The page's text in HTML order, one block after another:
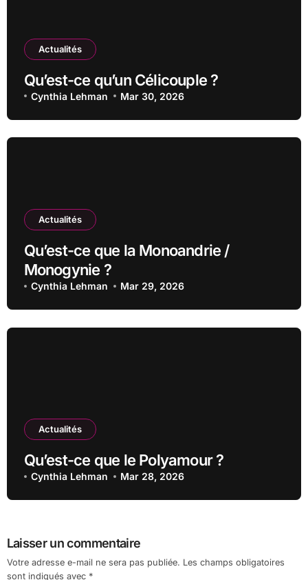
Actualités
Qu’est-ce qu’un Célicouple ?
Cynthia Lehman Mar 30, 2026
Actualités
Qu’est-ce que la Monoandrie /
Monogynie ?
Cynthia Lehman Mar 29, 2026
Actualités
Qu’est-ce que le Polyamour ?
Cynthia Lehman Mar 28, 2026
Laisser un commentaire
Votre adresse e-mail ne sera pas publiée. Les champs obligatoires
sont indiqués avec *